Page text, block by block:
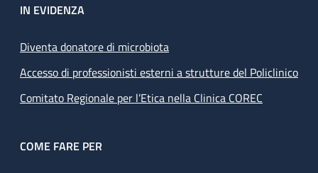
IN EVIDENZA
Diventa donatore di microbiota
Accesso di professionisti esterni a strutture del Policlinico
Comitato Regionale per l’Etica nella Clinica COREC
COME FARE PER